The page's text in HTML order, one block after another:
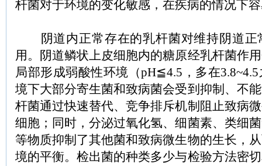
杆菌对于环境的变化敏感，在疾病的情况下
阴道内正常存在的乳杆菌对维持阴道正
用。阴道鳞状上皮细胞内的糖原经乳杆菌作
局部形成弱酸性环境（pH≦4.5，多在
境下大部分寄生菌和致病菌会受到抑制、不
杆菌通过快速替代、竞争排斥机制阻止致病
细胞；同时，分泌过氧化氢、细菌素、类细
等物质抑制了其他菌和致病微生物的生长，
境的平衡。检出菌的种类多少与检验方法密